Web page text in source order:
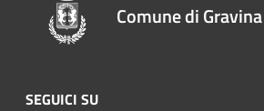
Comune di
SEGUICI SU